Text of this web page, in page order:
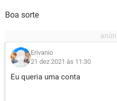
Boa sorte
Erivanio
21 dez 2021 às 11:30
Eu queria uma conta